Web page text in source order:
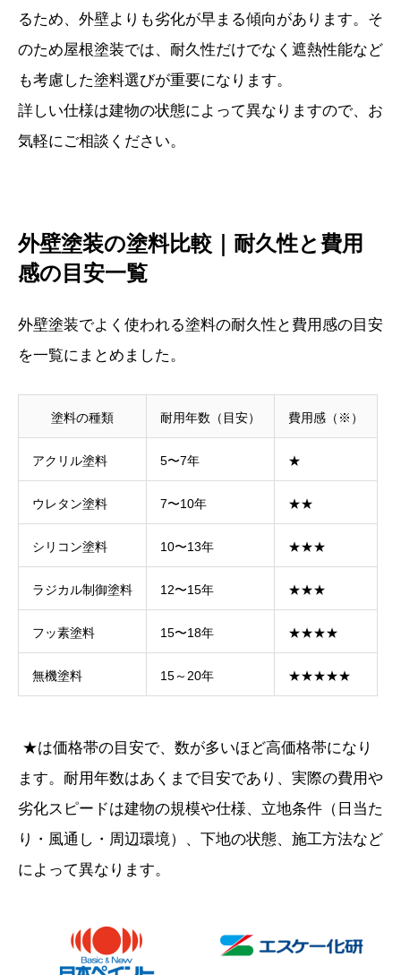
るため、外壁よりも劣化が早まる傾向があります。そ
のため屋根塗装では、耐久性だけでなく遮熱性能など
も考慮した塗料選びが重要になります。
詳しい仕様は建物の状態によって異なりますので、お
気軽にご相談ください。
外壁塗装の塗料比較｜耐久性と費用
感の目安一覧
外壁塗装でよく使われる塗料の耐久性と費用感の目安
を一覧にまとめました。
塗料の種類 耐用年数（目安） 費用感（※）
アクリル塗料 5〜7年 ★
ウレタン塗料 7〜10年 ★★
シリコン塗料 10〜13年 ★★★
ラジカル制御塗料 12〜15年 ★★★
フッ素塗料 15〜18年 ★★★★
無機塗料 15～20年 ★★★★★
★は価格帯の目安で、数が多いほど高価格帯になり
ます。耐用年数はあくまで目安であり、実際の費用や
劣化スピードは建物の規模や仕様、立地条件（日当た
り・風通し・周辺環境）、下地の状態、施工方法など
によって異なります。